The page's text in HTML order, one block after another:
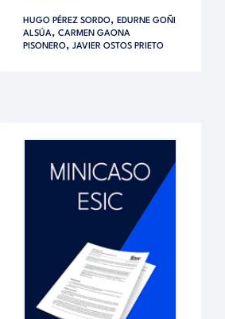
HUGO PÉREZ SORDO, EDURNE GOÑI
ALSÚA, CARMEN GAONA
PISONERO, JAVIER OSTOS PRIETO